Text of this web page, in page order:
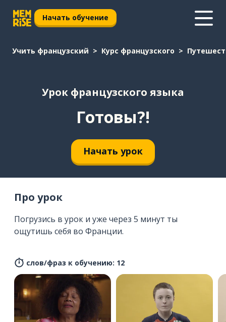
Начать обучение
Учить французский Курс французского
Урок французского языка
Готовы?!
Начать урок
Про урок
Погрузись в урок и уже через 5 минут ты
ощутишь себя во Франции.
слов/фраз к обучению: 12